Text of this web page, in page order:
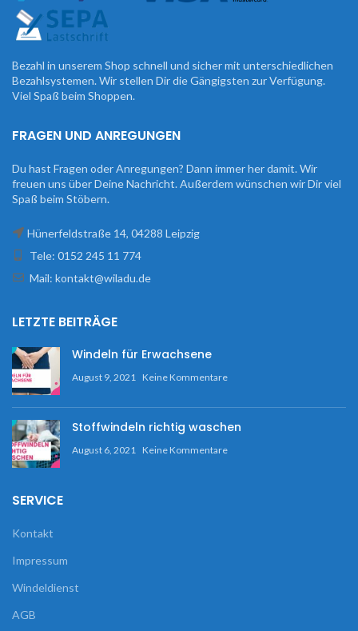
Bezahl in unserem Shop schnell und sicher mit unterschiedlichen
Bezahlsystemen. Wir stellen Dir die Gängigsten zur Verfügung.
Viel Spaß beim Shoppen.
FRAGEN UND ANREGUNGEN
Du hast Fragen oder Anregungen? Dann immer her damit. Wir
freuen uns über Deine Nachricht. Außerdem wünschen wir Dir viel
Spaß beim Stöbern.
Hünerfeldstraße 14, 04288 Leipzig
Tele: 0152 245 11 774
Mail: kontakt@wiladu.de
LETZTE BEITRÄGE
Windeln für Erwachsene
August 9, 2021 Keine Kommentare
Stoffwindeln richtig waschen
August 6, 2021 Keine Kommentare
SERVICE
Kontakt
Impressum
Windeldienst
AGB